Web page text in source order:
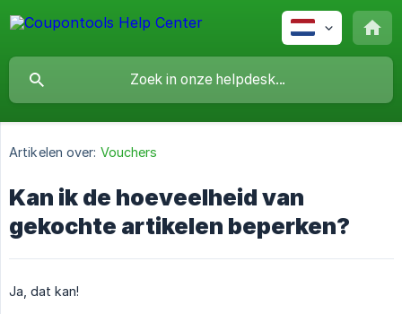
Artikelen over: Vouchers
Kan ik de hoeveelheid van
gekochte artikelen beperken?
Ja, dat kan!